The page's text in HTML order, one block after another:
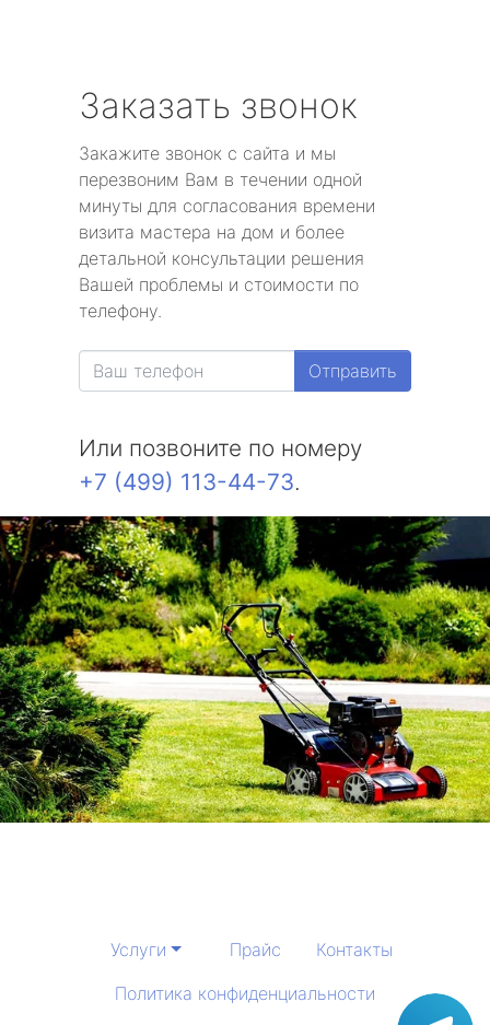
Заказать звонок
Закажите звонок с сайта и мы
перезвоним Вам в течении одной
минуты для согласования времени
визита мастера на дом и более
детальной консультации решения
Вашей проблемы и стоимости по
телефону.
Отправить
Или позвоните по номеру
+7 (499) 113-44-73.
Услуги Прайс
Контакты
Политика конфиденциальности